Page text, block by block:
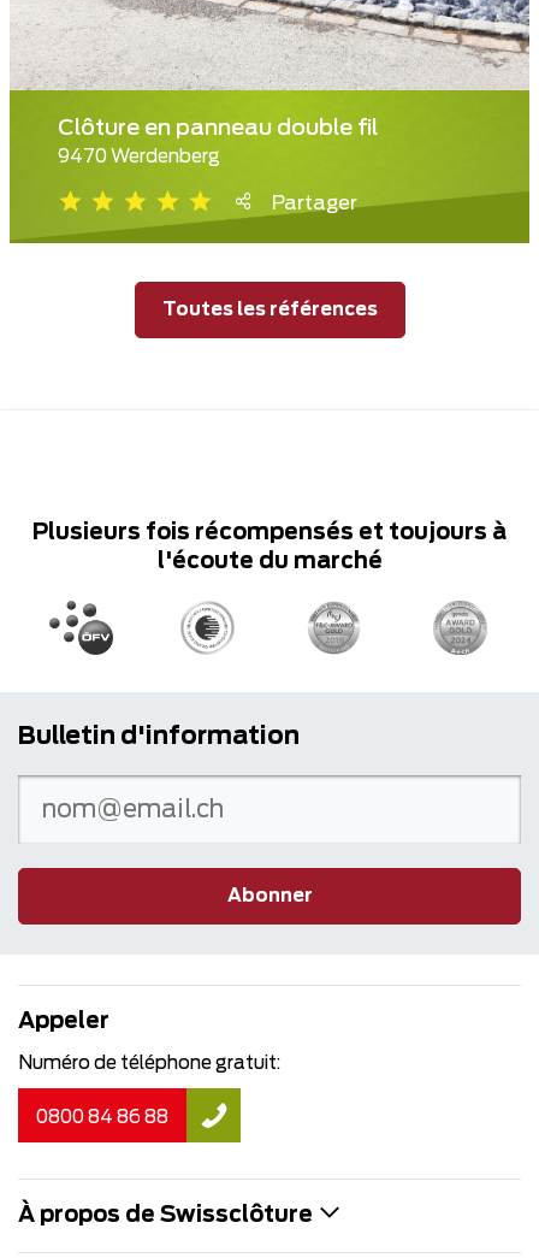
Clôture en panneau double fil
9470 Werdenberg
Partager
Toutes les références
Plusieurs fois récompensés et toujours à
l'écoute du marché
Bulletin d'information
Abonner
Appeler
Numéro de téléphone gratuit:
0800 84 86 88
À propos de Swissclôture